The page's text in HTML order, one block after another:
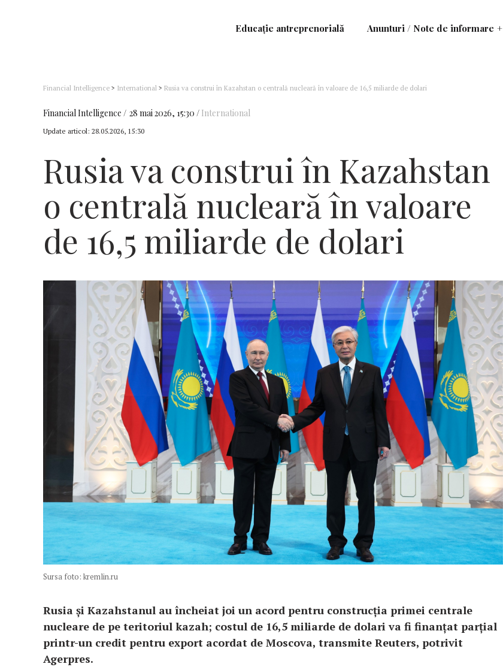
Educație antreprenorială Anunturi / Note de informare +
Financial Intelligence > International > Rusia va construi în Kazahstan o centrală nucleară în valoare de 16,5 miliarde de dolari
Financial Intelligence 28 mai 2026, 15:30 International
Update articol: 28.05.2026, 15:30
Rusia va construi în Kazahstan
o centrală nucleară în valoare
de 16,5 miliarde de dolari
Sursa foto: kremlin.ru
Rusia și Kazahstanul au încheiat joi un acord pentru construcția primei centrale
nucleare de pe teritoriul kazah; costul de 16,5 miliarde de dolari va fi finanțat parțial
printr-un credit pentru export acordat de Moscova, transmite Reuters, potrivit
Agerpres.